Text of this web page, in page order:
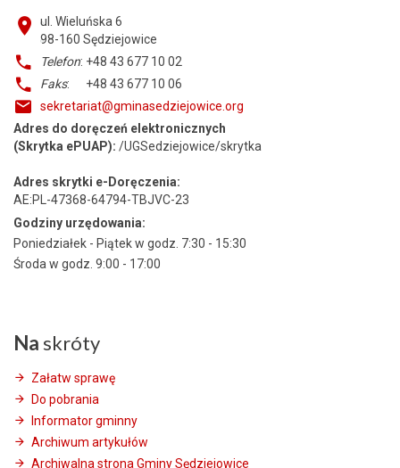
ul. Wieluńska 6
98-160 Sędziejowice
Telefon: +48 43 677 10 02
Faks: +48 43 677 10 06
sekretariat@gminasedziejowice.org
Adres do doręczeń elektronicznych
(Skrytka ePUAP): /UGSedziejowice/skrytka
Adres skrytki e-Doręczenia:
AE:PL-47368-64794-TBJVC-23
Godziny urzędowania:
Poniedziałek - Piątek w godz. 7:30 - 15:30
Środa w godz. 9:00 - 17:00
Na skróty
Załatw sprawę
Do pobrania
Informator gminny
Archiwum artykułów
Archiwalna strona Gminy Sędziejowice